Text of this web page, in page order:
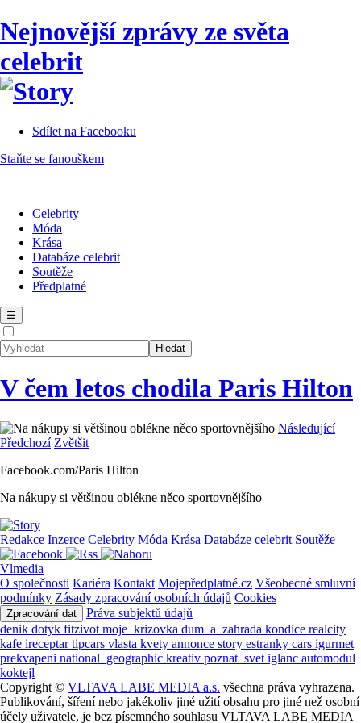
Nejnovější zprávy ze světa
celebrit
Sdílet na Facebooku
Staňte se fanouškem
Celebrity
Móda
Krása
Databáze celebrit
Soutěže
Předplatné
☰
V čem letos chodila Paris Hilton
Následující
Předchozí Zvětšit
Facebook.com/Paris Hilton
Na nákupy si většinou oblékne něco sportovnějšího
Redakce Inzerce Celebrity Móda Krása Databáze celebrit Soutěže
Vlmedia
O společnosti Kariéra Kontakt Mojepředplatné.cz Všeobecné smluvní
podmínky Zásady zpracování osobních údajů Cookies
Zpracování dat
Práva subjektů údajů
denik dotyk fitzivot moje_krizovka dum_a_zahrada kondice realcity
kafe ireceptartipcars vlasta kvety annonce story estranky cars igurmet
prekvapeni national_geographic kreativ poznat_svet iglanc automodul
koktejl
Copyright © VLTAVA LABE MEDIA a.s. všechna práva vyhrazena.
Publikování, šíření nebo jakékoliv jiné užití obsahu pro jiné než osobní
účely uživatele, je bez písemného souhlasu VLTAVA LABE MEDIA